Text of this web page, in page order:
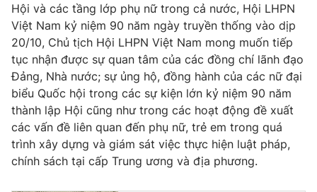
Hội và các tầng lớp phụ nữ trong cả nước, Hội LHPN
Việt Nam kỷ niệm 90 năm ngày truyền thống vào dịp
20/10, Chủ tịch Hội LHPN Việt Nam mong muốn tiếp
tục nhận được sự quan tâm của các đồng chí lãnh đạo
Đảng, Nhà nước; sự ủng hộ, đồng hành của các nữ đại
biểu Quốc hội trong các sự kiện lớn kỷ niệm 90 năm
thành lập Hội cũng như trong các hoạt động đề xuất
các vấn đề liên quan đến phụ nữ, trẻ em trong quá
trình xây dựng và giám sát việc thực hiện luật pháp,
chính sách tại cấp Trung ương và địa phương.